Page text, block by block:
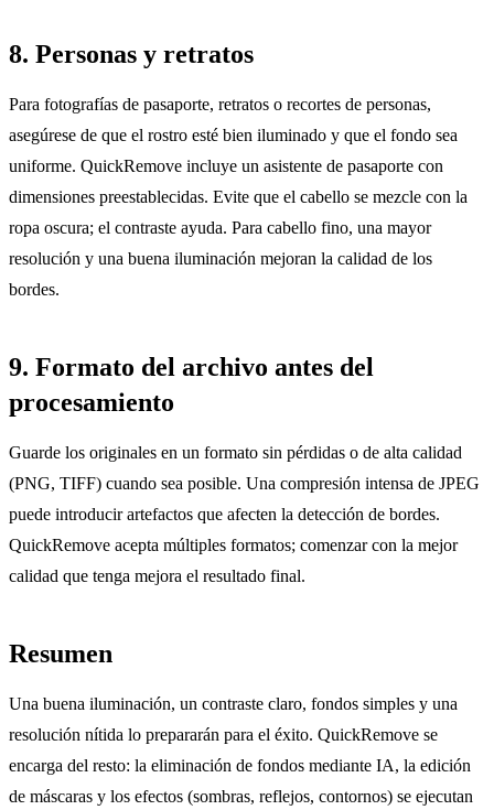
8. Personas y retratos
Para fotografías de pasaporte, retratos o recortes de personas,
asegúrese de que el rostro esté bien iluminado y que el fondo sea
uniforme. QuickRemove incluye un asistente de pasaporte con
dimensiones preestablecidas. Evite que el cabello se mezcle con la
ropa oscura; el contraste ayuda. Para cabello fino, una mayor
resolución y una buena iluminación mejoran la calidad de los
bordes.
9. Formato del archivo antes del
procesamiento
Guarde los originales en un formato sin pérdidas o de alta calidad
(PNG, TIFF) cuando sea posible. Una compresión intensa de JPEG
puede introducir artefactos que afecten la detección de bordes.
QuickRemove acepta múltiples formatos; comenzar con la mejor
calidad que tenga mejora el resultado final.
Resumen
Una buena iluminación, un contraste claro, fondos simples y una
resolución nítida lo prepararán para el éxito. QuickRemove se
encarga del resto: la eliminación de fondos mediante IA, la edición
de máscaras y los efectos (sombras, reflejos, contornos) se ejecutan